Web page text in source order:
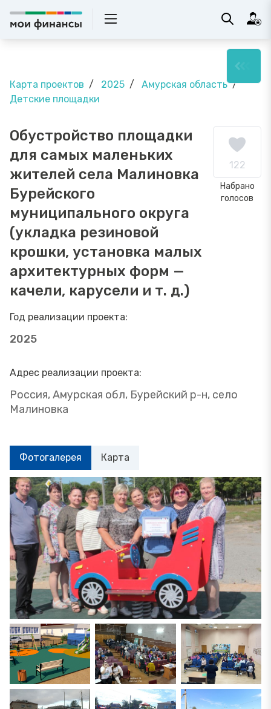
Карта проектов 2025
Амурская область
Детские площадки
Обустройство площадки
для самых маленьких
жителей села Малиновка
Бурейского
муниципального округа
(укладка резиновой
крошки, установка малых
архитектурных форм —
качели, карусели и т. д.)
122
Набрано
голосов
Год реализации проекта:
2025
Адрес реализации проекта:
Россия, Амурская обл, Бурейский р-н, село
Малиновка
Фотогалерея Карта